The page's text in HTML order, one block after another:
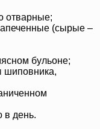
отварные;
(сырые –
бульоне;
шиповника,
в день.